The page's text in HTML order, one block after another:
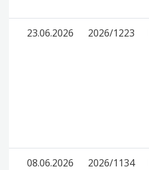
23.06.2026 2026/1223
08.06.2026 2026/1134